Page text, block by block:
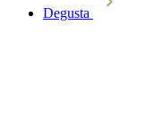
Degusta